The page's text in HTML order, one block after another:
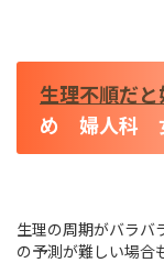
生理不順だ
め 婦人科
生理の周期がバラバ
の予測が難しい場合